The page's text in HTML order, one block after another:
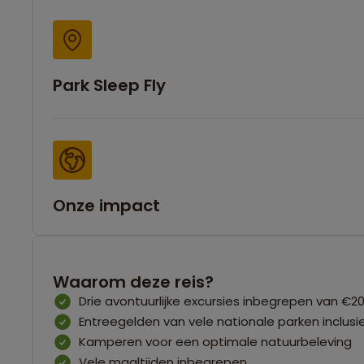
Park Sleep Fly
Onze impact
Waarom deze reis?
Drie avontuurlijke excursies inbegrepen van
Entreegelden van vele nationale parken
Kamperen voor een optimale natuurbeleving